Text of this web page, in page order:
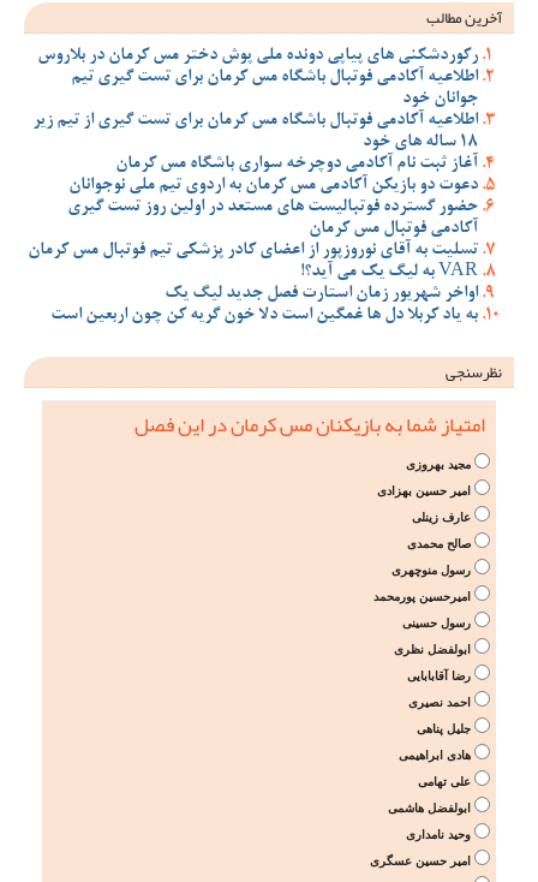
آخرین مطالب
رکوردشکنی های پیاپی دونده ملی پوش دختر مس کرمان در بلاروس
اطلاعیه آکادمی فوتبال باشگاه مس کرمان برای تست گیری تیم
جوانان خود
اطلاعیه آکادمی فوتبال باشگاه مس کرمان برای تست گیری از تیم زیر
18 ساله های خود
آغاز ثبت نام آکادمی دوچرخه سواری باشگاه مس کرمان
دعوت دو بازیکن آکادمی مس کرمان به اردوی تیم ملی نوجوانان
حضور گسترده فوتبالیست های مستعد در اولین روز تست گیری
آکادمی فوتبال مس کرمان
تسلیت به آقای نوروزپور از اعضای کادر پزشکی تیم فوتبال مس کرمان
VAR به لیگ یک می آید؟!
اواخر شهریور زمان استارت فصل جدید لیگ یک
به یاد کربلا دل ها غمگین است دلا خون گریه کن چون اربعین است
نظرسنجی
امتیاز شما به بازیکنان مس کرمان در این فصل
مجید بهروزی
امیر حسین بهزادی
عارف زینلی
صالح محمدی
رسول منوچهری
امیرحسین پورمحمد
رسول حسینی
ابولفضل نظری
رضا آقابابایی
احمد نصیری
جلیل پناهی
هادی ابراهیمی
علی تهامی
ابولفضل هاشمی
وحید نامداری
امیر حسین عسگری